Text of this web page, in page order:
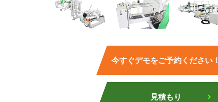
今すぐデモをご予約ください！
見積もり